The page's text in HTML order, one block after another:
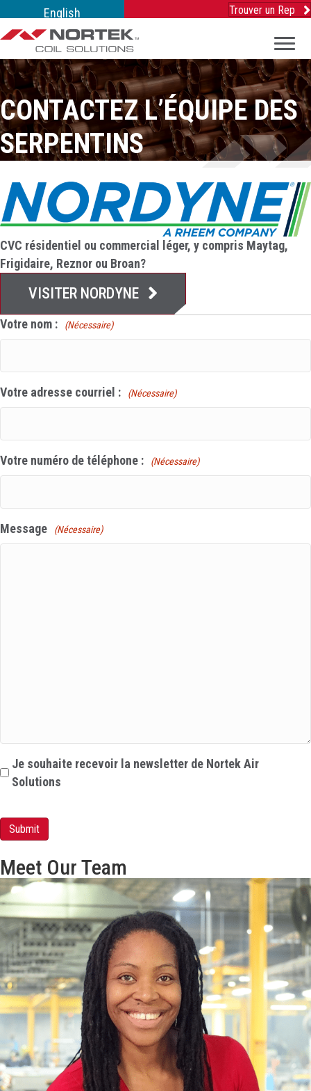
English Trouver un Rep
CONTACTEZ L’ÉQUIPE DES
SERPENTINS
CVC résidentiel ou commercial léger, y compris Maytag,
Frigidaire, Reznor ou Broan?
VISITER NORDYNE
Votre nom : (Nécessaire)
Votre adresse courriel : (Nécessaire)
Votre numéro de téléphone : (Nécessaire)
Message (Nécessaire)
Newsletter
Je souhaite recevoir la newsletter de Nortek Air
Solutions
Submit
Meet Our Team